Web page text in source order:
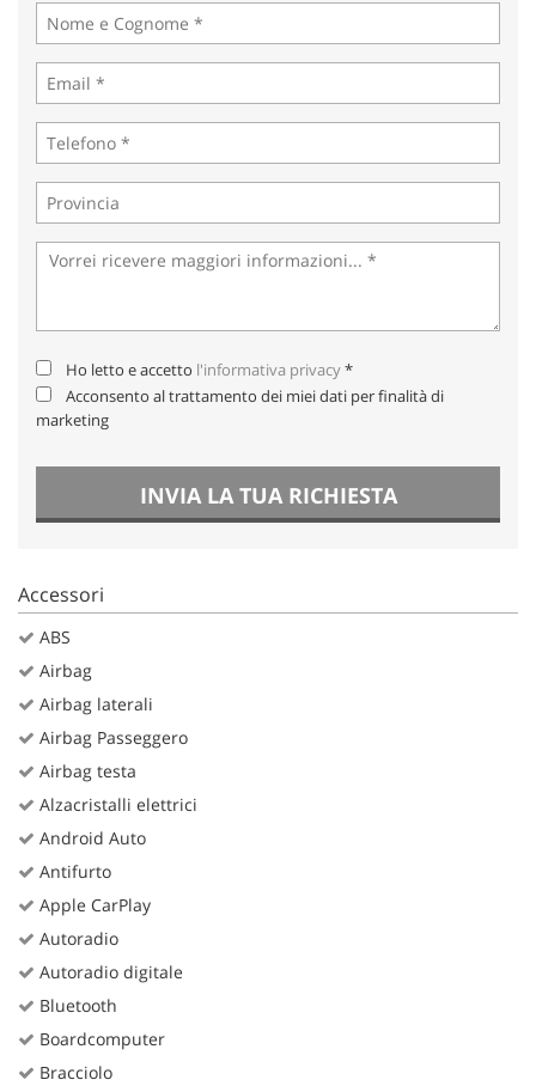
Ho letto e accetto l'informativa privacy*
Acconsento al trattamento dei miei dati per finalità di
marketing
INVIA LA TUA RICHIESTA
Accessori
ABS
Airbag
Airbag laterali
Airbag Passeggero
Airbag testa
Alzacristalli elettrici
Android Auto
Antifurto
Apple CarPlay
Autoradio
Autoradio digitale
Bluetooth
Boardcomputer
Bracciolo
impostazioni